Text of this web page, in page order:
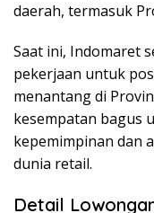
daerah, termasuk
Saat ini, Indomaret
pekerjaan untuk
menantang di
kesempatan bagus
kepemimpinan dan
dunia retail.
Detail